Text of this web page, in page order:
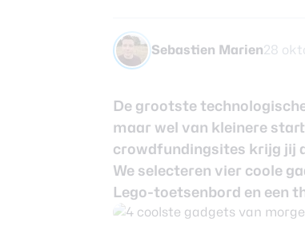
Sebastien Marien28
De grootste
maar wel van kleinere
crowdfundingsites krijg jij
We selecteren vier coole
Lego-toetsenbord en een